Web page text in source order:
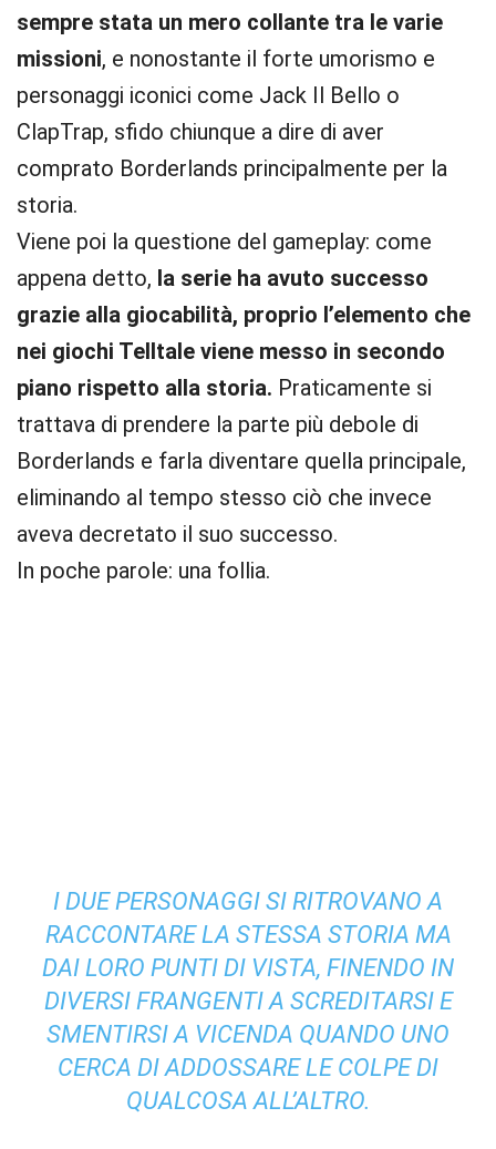
sempre stata un mero collante tra le varie
missioni, e nonostante il forte umorismo e
personaggi iconici come Jack Il Bello o
ClapTrap, sfido chiunque a dire di aver
comprato Borderlands principalmente per la
storia.
Viene poi la questione del gameplay: come
appena detto, la serie ha avuto successo
grazie alla giocabilità, proprio l’elemento che
nei giochi Telltale viene messo in secondo
piano rispetto alla storia. Praticamente si
trattava di prendere la parte più debole di
Borderlands e farla diventare quella principale,
eliminando al tempo stesso ciò che invece
aveva decretato il suo successo.
In poche parole: una follia.
I DUE PERSONAGGI SI RITROVANO A
RACCONTARE LA STESSA STORIA MA
DAI LORO PUNTI DI VISTA, FINENDO IN
DIVERSI FRANGENTI A SCREDITARSI E
SMENTIRSI A VICENDA QUANDO UNO
CERCA DI ADDOSSARE LE COLPE DI
QUALCOSA ALL’ALTRO.